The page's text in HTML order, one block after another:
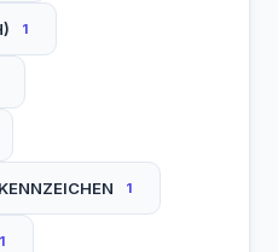
1
1
1